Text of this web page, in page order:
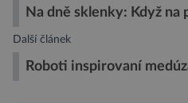
Na dně sklenky: Když na
Další článek
Roboti inspirovaní